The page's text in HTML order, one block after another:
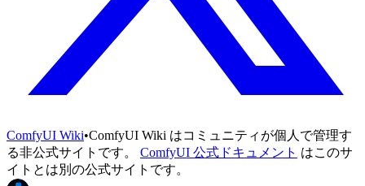
ComfyUI Wiki•ComfyUI Wiki はコミュニティが個人で管理す
る非公式サイトです。
ComfyUI 公式ドキュメント はこのサ
イトとは別の公式サイトです。